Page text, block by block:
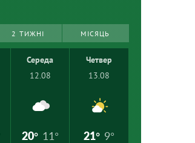
2 ТИЖНІ МІСЯЦЬ
Середа
12.08
20° 11°
Четвер
13.08
21° 9°